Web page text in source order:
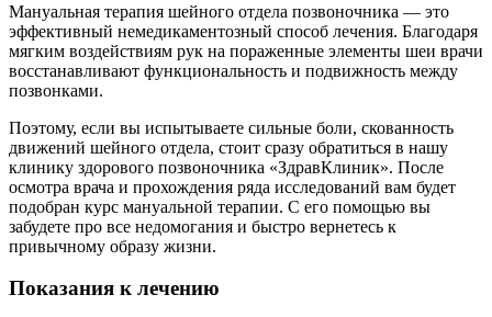
Мануальная терапия шейного отдела позвоночника — это
эффективный немедикаментозный способ лечения. Благодаря
мягким воздействиям рук на пораженные элементы шеи врачи
восстанавливают функциональность и подвижность между
позвонками.
Поэтому, если вы испытываете сильные боли, скованность
движений шейного отдела, стоит сразу обратиться в нашу
клинику здорового позвоночника «ЗдравКлиник». После
осмотра врача и прохождения ряда исследований вам будет
подобран курс мануальной терапии. С его помощью вы
забудете про все недомогания и быстро вернетесь к
привычному образу жизни.
Показания к лечению